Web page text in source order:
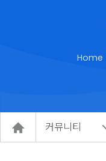
Home
커뮤니티